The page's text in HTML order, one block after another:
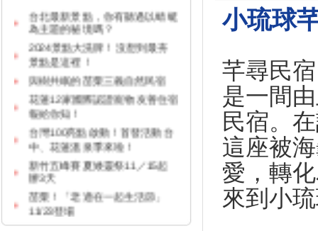
為主題的秘境嗎？
2024景點大洗牌！沒想到最夯
景點是這裡！
與樹共眠的苗栗三義自然民宿
花蓮12家國際認證寵物友善住宿
報給你知！
台灣100亮點啟動！首發活動台
中、花蓮溫泉季來啦！
新竹五峰賽夏矮靈祭11／15起
辦3天
苗栗！「老適在一起生活節」
11/23登場
2024 草嶺古道芒花季！
小琉球
芊尋民宿
是一間
民宿。
這座被
愛，轉
來到小